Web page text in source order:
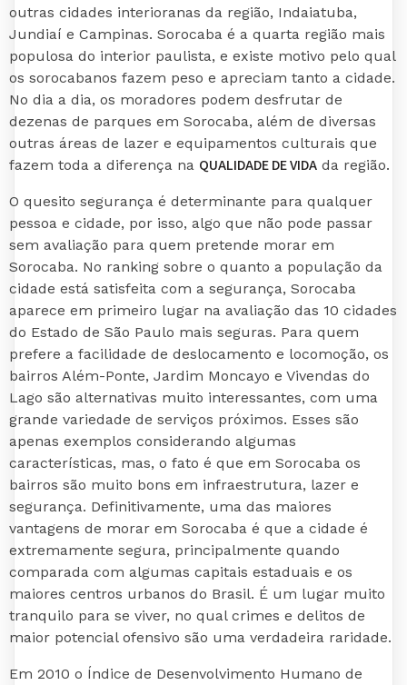
outras cidades interioranas da região, Indaiatuba,
Jundiaí e Campinas. Sorocaba é a quarta região mais
populosa do interior paulista, e existe motivo pelo qual
os sorocabanos fazem peso e apreciam tanto a cidade.
No dia a dia, os moradores podem desfrutar de
dezenas de parques em Sorocaba, além de diversas
outras áreas de lazer e equipamentos culturais que
fazem toda a diferença na QUALIDADE DE VIDA da região.
O quesito segurança é determinante para qualquer
pessoa e cidade, por isso, algo que não pode passar
sem avaliação para quem pretende morar em
Sorocaba. No ranking sobre o quanto a população da
cidade está satisfeita com a segurança, Sorocaba
aparece em primeiro lugar na avaliação das 10 cidades
do Estado de São Paulo mais seguras. Para quem
prefere a facilidade de deslocamento e locomoção, os
bairros Além-Ponte, Jardim Moncayo e Vivendas do
Lago são alternativas muito interessantes, com uma
grande variedade de serviços próximos. Esses são
apenas exemplos considerando algumas
características, mas, o fato é que em Sorocaba os
bairros são muito bons em infraestrutura, lazer e
segurança. Definitivamente, uma das maiores
vantagens de morar em Sorocaba é que a cidade é
extremamente segura, principalmente quando
comparada com algumas capitais estaduais e os
maiores centros urbanos do Brasil. É um lugar muito
tranquilo para se viver, no qual crimes e delitos de
maior potencial ofensivo são uma verdadeira raridade.
Em 2010 o Índice de Desenvolvimento Humano de